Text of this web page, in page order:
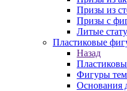
Призы из
Призы с
Литые
Пластиковые
Назад
Фигуры
Основания